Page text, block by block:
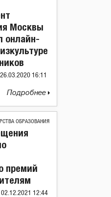
Москвы
онлайн-
26.03.2020 16:11
Подробнее
ОБРАЗОВАНИЯ
премий
02.12.2021 12:44